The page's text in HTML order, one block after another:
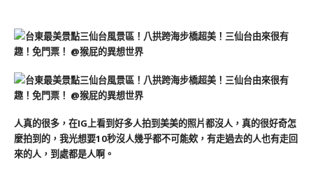
人真的很多，在IG上看到好多人拍到美美的照片都沒人，真的很好奇怎
麼拍到的，我光想要10秒沒人幾乎都不可能欸，有走過去的人也有走回
來的人，到處都是人啊。